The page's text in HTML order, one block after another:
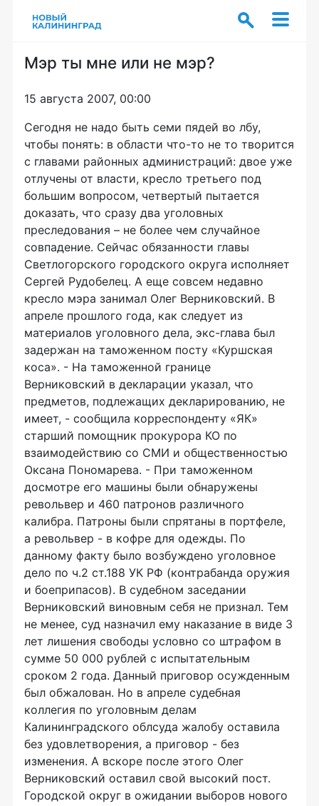
Мэр ты мне или не мэр?
15 августа 2007, 00:00
Сегодня не надо быть семи пядей во лбу,
чтобы понять: в области что-то не то творится
с главами районных администраций: двое уже
отлучены от власти, кресло третьего под
большим вопросом, четвертый пытается
доказать, что сразу два уголовных
преследования – не более чем случайное
совпадение. Сейчас обязанности главы
Светлогорского городского округа исполняет
Сергей Рудобелец. А еще совсем недавно
кресло мэра занимал Олег Верниковский. В
апреле прошлого года, как следует из
материалов уголовного дела, экс-глава был
задержан на таможенном посту «Куршская
коса». - На таможенной границе
Верниковский в декларации указал, что
предметов, подлежащих декларированию, не
имеет, - сообщила корреспонденту «ЯК»
старший помощник прокурора КО по
взаимодействию со СМИ и общественностью
Оксана Пономарева. - При таможенном
досмотре его машины были обнаружены
револьвер и 460 патронов различного
калибра. Патроны были спрятаны в портфеле,
а револьвер - в кофре для одежды. По
данному факту было возбуждено уголовное
дело по ч.2 ст.188 УК РФ (контрабанда оружия
и боеприпасов). В судебном заседании
Верниковский виновным себя не признал. Тем
не менее, суд назначил ему наказание в виде 3
лет лишения свободы условно со штрафом в
сумме 50 000 рублей с испытательным
сроком 2 года. Данный приговор осужденным
был обжалован. Но в апреле судебная
коллегия по уголовным делам
Калининградского облсуда жалобу оставила
без удовлетворения, а приговор - без
изменения. А вскоре после этого Олег
Верниковский оставил свой высокий пост.
Городской округ в ожидании выборов нового